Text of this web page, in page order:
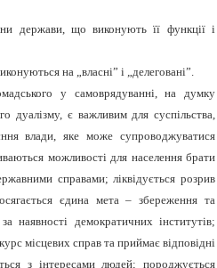
держави, що виконують її функції і
на „власні” і „делеговані”.
у самоврядуванні, на думку
дуалізму, є важливим для суспільства,
влади, яке може супроводжуватися
можливості для населення брати
справами; ліквідується розрив
єдина мета – збереження та
наявності демократичних інститутів;
місцевих справ та приймає відповідні
з інтересами людей; породжується